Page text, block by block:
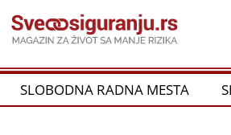
на
садржај
SLOBODNA RADNA MESTA